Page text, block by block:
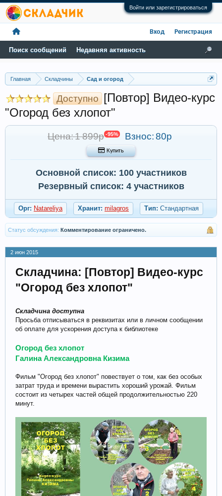
Войти или зарегистрироваться
Главная Складчины Сад и огород
Доступно [Повтор] Видео-курс
"Огород без хлопот"
Цена: 1 899р -95% Взнос:80р
 Купить
Основной список: 100 участников
Резервный список: 4 участников
Орг: Natareliya Хранит: milagros Тип: Стандартная
Статус обсуждения: Комментирование ограничено.
2 июн 2015
Складчина: [Повтор] Видео-курс
"Огород без хлопот"
Складчина доступна
Просьба отписываться в реквизитах или в личном сообщении
об оплате для ускорения доступа к библиотеке
Огород без хлопот
Галина Александровна Кизима
Фильм "Огород без хлопот" повествует о том, как без особых
затрат труда и времени вырастить хороший урожай. Фильм
состоит из четырех частей общей продолжительностью 220
минут.
Поиск сообщений Недавняя активность
Вход Регистрация